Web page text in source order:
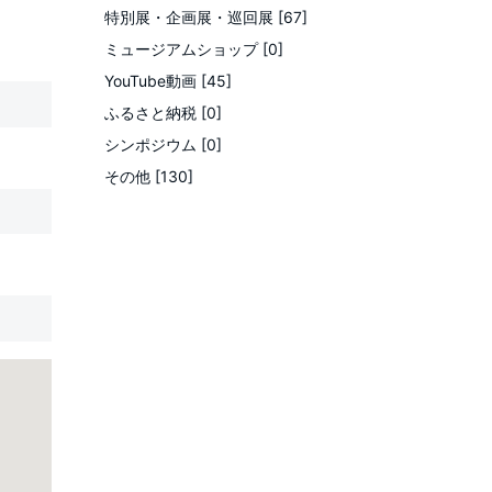
特別展・企画展・巡回展 [67]
ミュージアムショップ [0]
YouTube動画 [45]
ふるさと納税 [0]
シンポジウム [0]
その他 [130]